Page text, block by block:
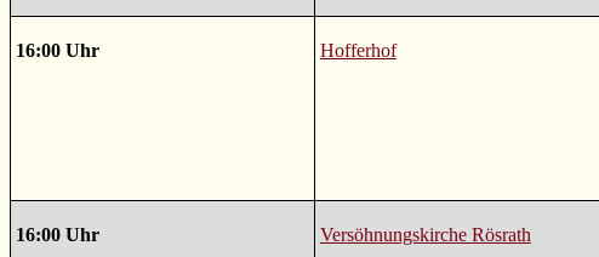
16:00 Uhr Hofferhof
16:00 Uhr Versöhnungskirche Rösrath